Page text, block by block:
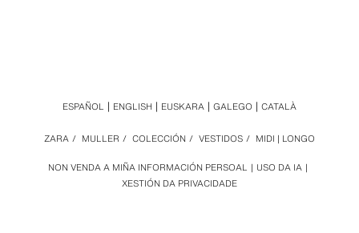
NON VENDA A MIÑA INFORMACIÓN PERSOAL
USO DA IA
XESTIÓN DA PRIVACIDADE
ZARA / MULLER / COLECCIÓN / VESTIDOS / MIDI | LONGO
ESPAÑOL ENGLISH EUSKARA GALEGO CATALÀ